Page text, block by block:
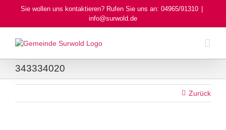
Sie wollen uns kontaktieren? Rufen Sie uns an: 04965/91310
info@surwold.de
343334020
Zurück